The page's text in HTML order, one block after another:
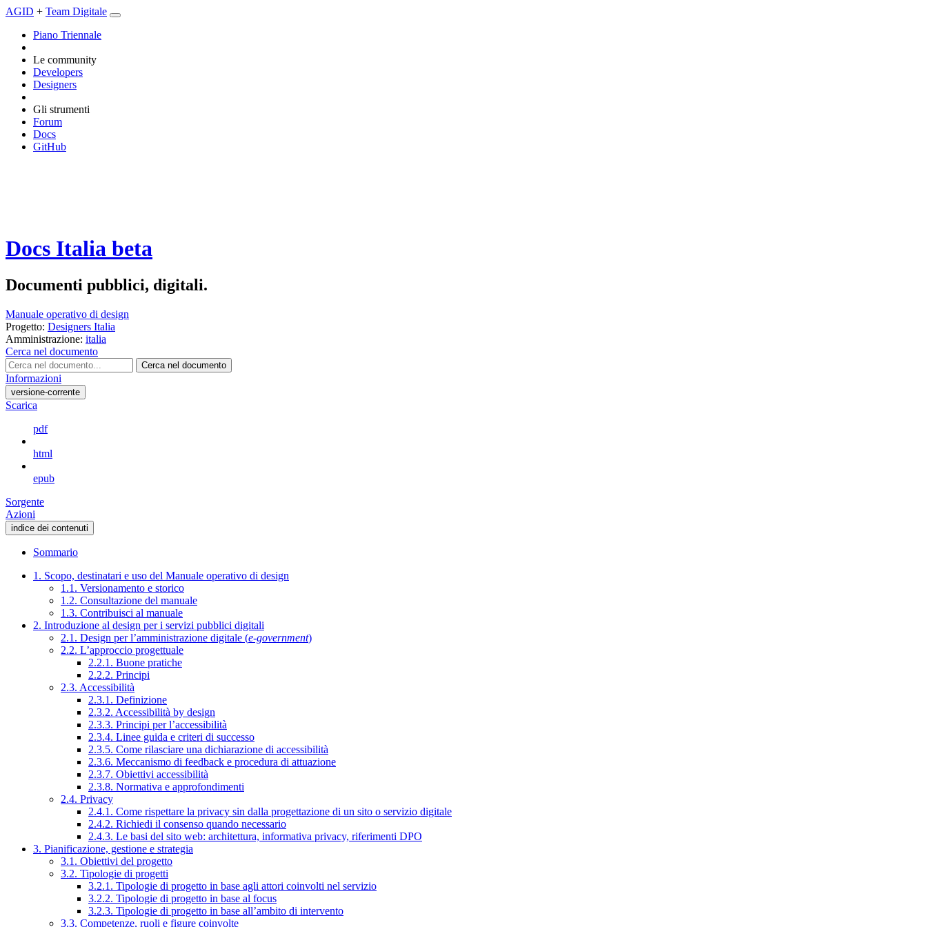
AGID + Team Digitale
Piano Triennale
Le community
Developers
Designers
Gli strumenti
Forum
Docs
GitHub
Docs Italia beta
Documenti pubblici, digitali.
Manuale operativo di design
Progetto: Designers Italia
Amministrazione: italia
Cerca nel documento
Cerca nel documento
Informazioni
versione-corrente
Scarica
pdf
html
epub
Sorgente
Azioni
indice dei contenuti
Sommario
1. Scopo, destinatari e uso del Manuale operativo di design
1.1. Versionamento e storico
1.2. Consultazione del manuale
1.3. Contribuisci al manuale
2. Introduzione al design per i servizi pubblici digitali
2.1. Design per l’amministrazione digitale (e-government)
2.2. L’approccio progettuale
2.2.1. Buone pratiche
2.2.2. Principi
2.3. Accessibilità
2.3.1. Definizione
2.3.2. Accessibilità by design
2.3.3. Principi per l’accessibilità
2.3.4. Linee guida e criteri di successo
2.3.5. Come rilasciare una dichiarazione di accessibilità
2.3.6. Meccanismo di feedback e procedura di attuazione
2.3.7. Obiettivi accessibilità
2.3.8. Normativa e approfondimenti
2.4. Privacy
2.4.1. Come rispettare la privacy sin dalla progettazione di un sito o servizio digitale
2.4.2. Richiedi il consenso quando necessario
2.4.3. Le basi del sito web: architettura, informativa privacy, riferimenti DPO
3. Pianificazione, gestione e strategia
3.1. Obiettivi del progetto
3.2. Tipologie di progetti
3.2.1. Tipologie di progetto in base agli attori coinvolti nel servizio
3.2.2. Tipologie di progetto in base al focus
3.2.3. Tipologie di progetto in base all’ambito di intervento
3.3. Competenze, ruoli e figure coinvolte